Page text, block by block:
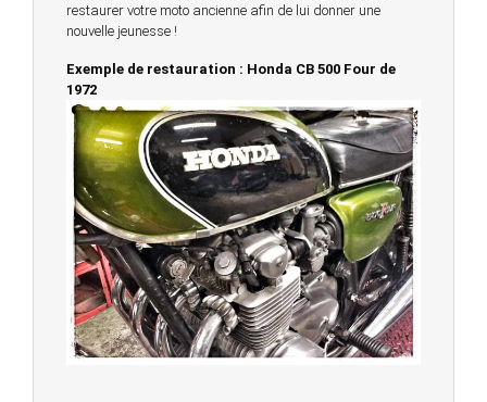
restaurer votre moto ancienne afin de lui donner une
nouvelle jeunesse !
Exemple de restauration : Honda CB 500 Four de
1972
© 2023 -Chambourcy Motos 78 - 7bis chemin de la
Forêt - 78240 - Chambourcy -
Garage Motos et Scooters depuis 20 ans à votre
service entre Saint Germain en Laye et Poissy
Achat de motos et scooters - Dépôt vente - Réparation
- Concessionnaire Voge - Concessionnaire
Multimarques